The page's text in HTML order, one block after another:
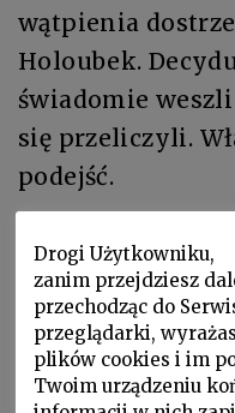
wątpienia
Holoubek.
świadomie
się przeliczyli.
podejść.
Dziesięć lat
Gierkowskiej,
oporu — w
bardziej aktualny
stabilizacji”, a
Drogi Użytkowniku,
zanim przejdziesz
przechodząc do
przeglądarki,
plików cookies i im
Twoim urządzeniu